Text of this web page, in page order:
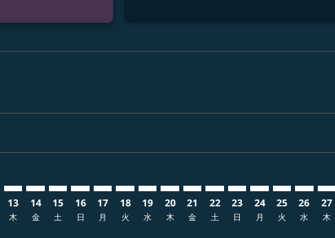
13
木
14
金
15
土
16
日
17
月
18
火
19
水
NGO–CEB: cmp-view-offers-
20
木
NGO–CEB: cmp-view-offers-
21
金
NGO–CEB: cmp-view-
22
土
NGO–CEB: cmp-
23
日
NGO–CEB:
24
月
25
火
26
水
27
木